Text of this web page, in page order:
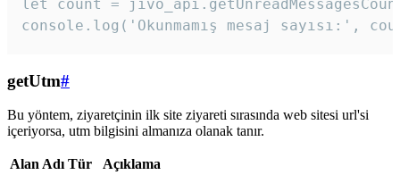
let count =
console.log('Okunmamış mesaj sayısı:',
getUtm#
Bu yöntem, ziyaretçinin ilk site ziyareti sırasında web sitesi url'si
içeriyorsa, utm bilgisini almanıza olanak tanır.
Alan Adı Tür
Açıklama